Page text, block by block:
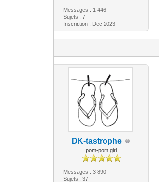
Messages : 1 446
Sujets : 7
Inscription : Dec 2023
DK-tastrophe
pom-pom girl
Messages : 3 890
Sujets : 37